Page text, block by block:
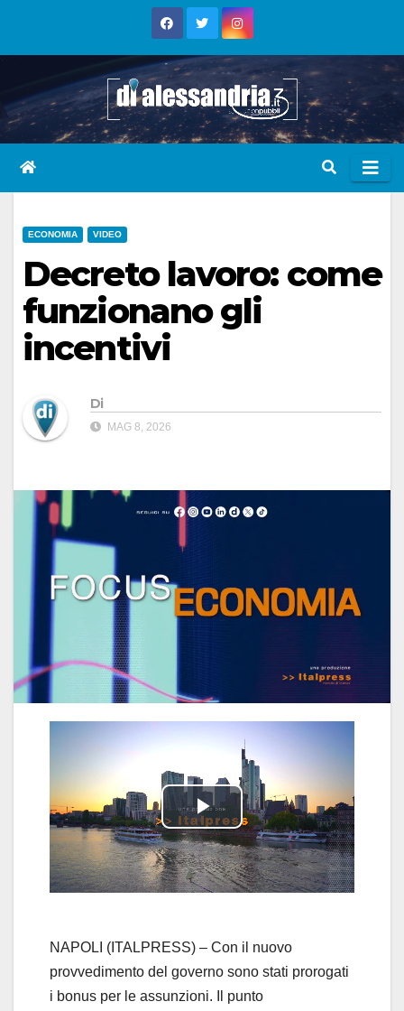
ECONOMIA VIDEO
Decreto lavoro: come
funzionano gli
incentivi
Di
MAG 8, 2026
P
l
y
V
NAPOLI (ITALPRESS) – Con il nuovo
provvedimento del governo sono stati prorogati
i bonus per le assunzioni. Il punto